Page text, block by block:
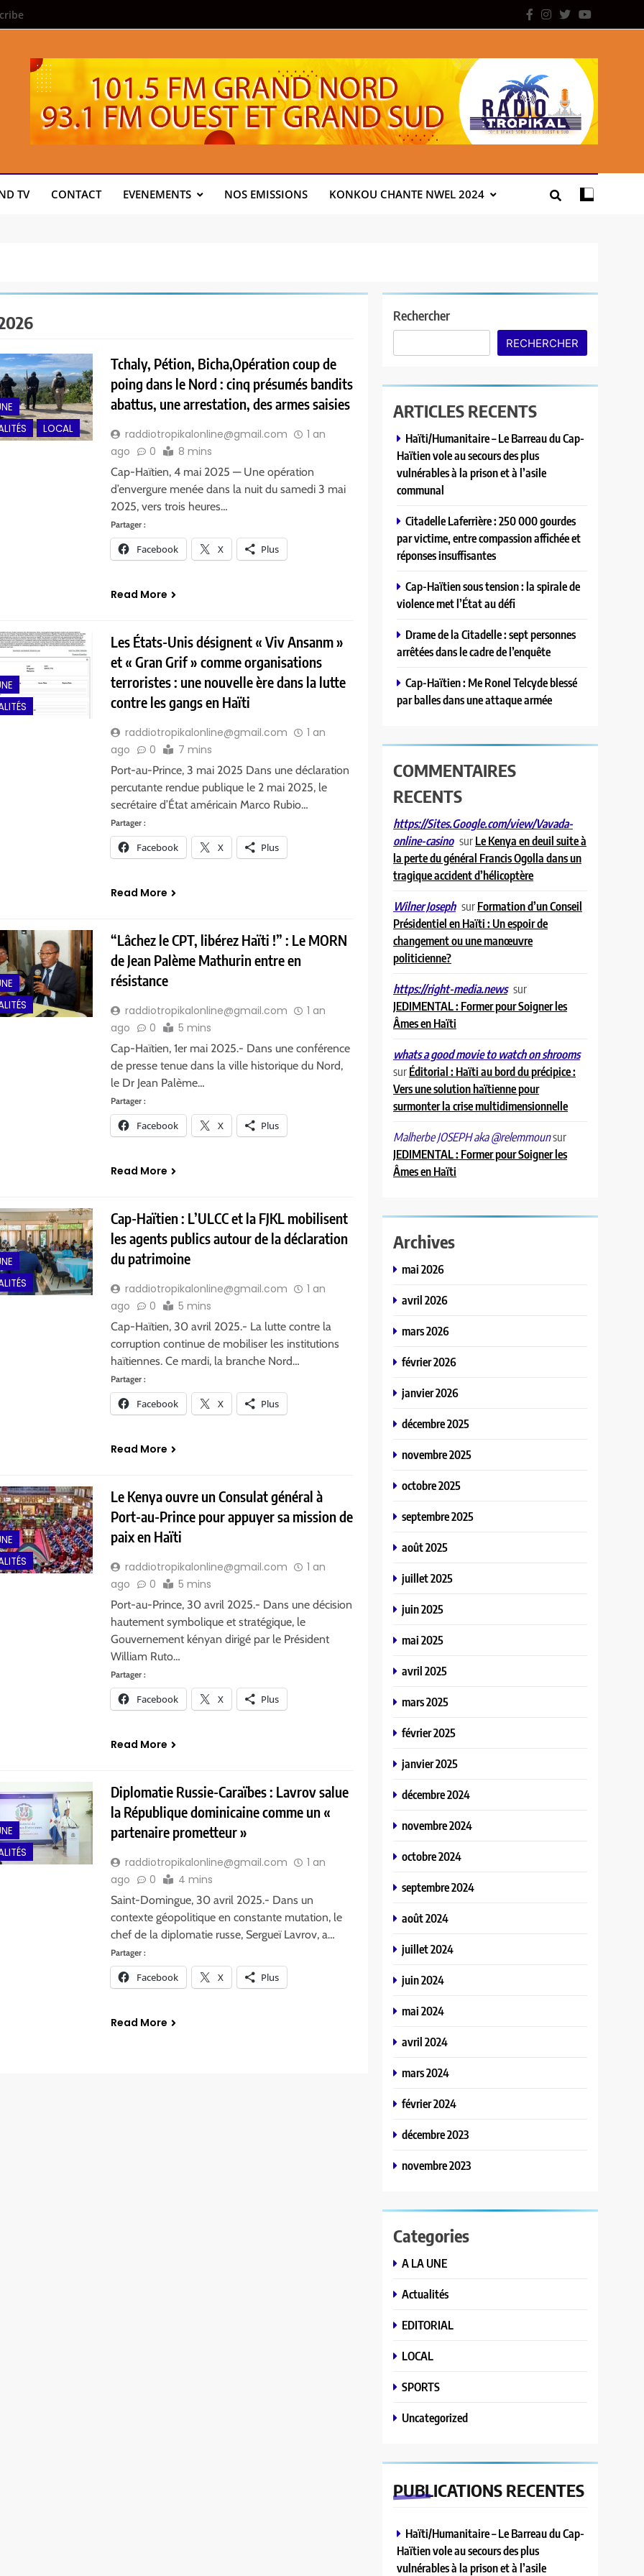
TV CONTACT EVENEMENTS NOS EMISSIONS KONKOU CHANTE NWEL 2024
LOCAL
Tchaly, Pétion, Bicha,Opération coup de
poing dans le Nord : cinq présumés bandits
abattus, une arrestation, des armes saisies
raddiotropikalonline@gmail.com
1 an
ago
0 8 mins
Cap-Haïtien, 4 mai 2025 — Une opération
d’envergure menée dans la nuit du samedi 3 mai
2025, vers trois heures…
Partager :
Facebook X Plus
Read More
Les États-Unis désignent « Viv Ansanm »
et « Gran Grif » comme organisations
terroristes : une nouvelle ère dans la lutte
contre les gangs en Haïti
raddiotropikalonline@gmail.com
1 an
ago
0 7 mins
Port-au-Prince, 3 mai 2025 Dans une déclaration
percutante rendue publique le 2 mai 2025, le
secrétaire d’État américain Marco Rubio…
Partager :
Facebook X Plus
Read More
“Lâchez le CPT, libérez Haïti !” : Le MORN
de Jean Palème Mathurin entre en
résistance
raddiotropikalonline@gmail.com
1 an
ago
0 5 mins
Cap-Haïtien, 1er mai 2025.- Dans une conférence
de presse tenue dans la ville historique du Nord,
le Dr Jean Palème…
Partager :
Facebook X Plus
Read More
Cap-Haïtien : L’ULCC et la FJKL mobilisent
les agents publics autour de la déclaration
du patrimoine
raddiotropikalonline@gmail.com
1 an
ago
0 5 mins
Cap-Haïtien, 30 avril 2025.- La lutte contre la
corruption continue de mobiliser les institutions
haïtiennes. Ce mardi, la branche Nord…
Partager :
Facebook X Plus
Read More
Le Kenya ouvre un Consulat général à
Port-au-Prince pour appuyer sa mission de
paix en Haïti
raddiotropikalonline@gmail.com
1 an
ago
0 5 mins
Port-au-Prince, 30 avril 2025.- Dans une décision
hautement symbolique et stratégique, le
Gouvernement kényan dirigé par le Président
William Ruto…
Partager :
Facebook X Plus
Read More
Diplomatie Russie-Caraïbes : Lavrov salue
la République dominicaine comme un «
partenaire prometteur »
raddiotropikalonline@gmail.com
1 an
ago
0 4 mins
Saint-Domingue, 30 avril 2025.- Dans un
contexte géopolitique en constante mutation, le
chef de la diplomatie russe, Sergueï Lavrov, a…
Partager :
Facebook X Plus
Read More
Rechercher
RECHERCHER
ARTICLES RECENTS
Haïti/Humanitaire – Le Barreau du Cap-
Haïtien vole au secours des plus
vulnérables à la prison et à l’asile
communal
Citadelle Laferrière : 250 000 gourdes
par victime, entre compassion affichée et
réponses insuffisantes
Cap-Haïtien sous tension : la spirale de
violence met l’État au défi
Drame de la Citadelle : sept personnes
arrêtées dans le cadre de l’enquête
Cap-Haïtien : Me Ronel Telcyde blessé
par balles dans une attaque armée
COMMENTAIRES
RECENTS
https://Sites.Google.com/view/Vavada-
online-casino surLe Kenya en deuil suite à
la perte du général Francis Ogolla dans un
tragique accident d’hélicoptère
Wilner Joseph surFormation d’un Conseil
Présidentiel en Haïti : Un espoir de
changement ou une manœuvre
politicienne?
https://right-media.news sur
JEDIMENTAL : Former pour Soigner les
Âmes en Haïti
whats a good movie to watch on shrooms
surÉditorial : Haïti au bord du précipice :
Vers une solution haïtienne pour
surmonter la crise multidimensionnelle
Malherbe JOSEPH aka @relemmounsur
JEDIMENTAL : Former pour Soigner les
Âmes en Haïti
Archives
mai 2026
avril 2026
mars 2026
février 2026
janvier 2026
décembre 2025
novembre 2025
octobre 2025
septembre 2025
août 2025
juillet 2025
juin 2025
mai 2025
avril 2025
mars 2025
février 2025
janvier 2025
décembre 2024
novembre 2024
octobre 2024
septembre 2024
août 2024
juillet 2024
juin 2024
mai 2024
avril 2024
mars 2024
février 2024
décembre 2023
novembre 2023
Categories
A LA UNE
Actualités
EDITORIAL
LOCAL
SPORTS
Uncategorized
PUBLICATIONS RECENTES
Haïti/Humanitaire – Le Barreau du Cap-
Haïtien vole au secours des plus
vulnérables à la prison et à l’asile